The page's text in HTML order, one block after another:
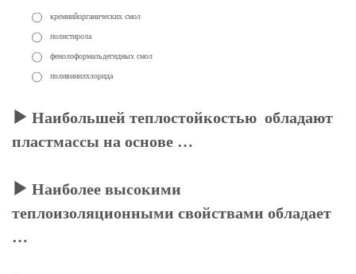
кремнийорганических смол
полистирола
фенолоформальдегидных смол
поливинилхлорида
Наибольшей теплостойкостью обладают
пластмассы на основе …
Наиболее высокими
теплоизоляционными свойствами обладает
…